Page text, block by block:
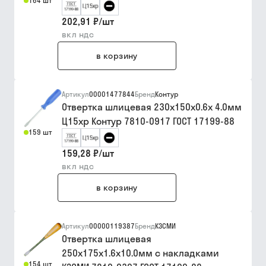
202,91 ₽/шт
вкл ндс
в корзину
159 шт
Артикул00001477844БрендКонтур
Отвертка шлицевая 230х150х0.6х 4.0мм
Ц15хр Контур 7810-0917 ГОСТ 17199-88
159,28 ₽/шт
вкл ндс
в корзину
154 шт
Артикул00000119387БрендКЗСМИ
Отвертка шлицевая
250х175х1.6х10.0мм с накладками